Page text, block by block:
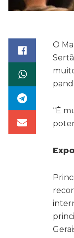
O
“É